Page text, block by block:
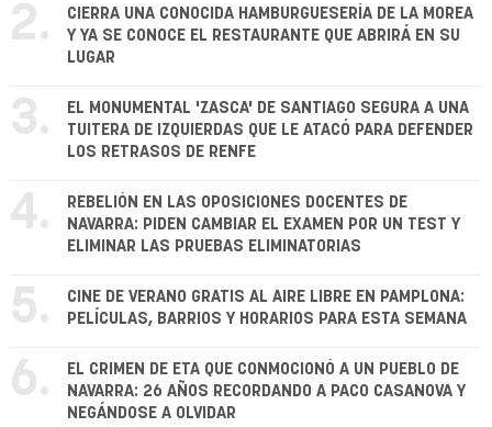
2.
CIERRA UNA CONOCIDA HAMBURGUESERÍA DE LA MOREA
Y YA SE CONOCE EL RESTAURANTE QUE ABRIRÁ EN SU
LUGAR
3.
EL MONUMENTAL 'ZASCA' DE SANTIAGO SEGURA A UNA
TUITERA DE IZQUIERDAS QUE LE ATACÓ PARA DEFENDER
LOS RETRASOS DE RENFE
4.
REBELIÓN EN LAS OPOSICIONES DOCENTES DE
NAVARRA: PIDEN CAMBIAR EL EXAMEN POR UN TEST Y
ELIMINAR LAS PRUEBAS ELIMINATORIAS
5.
CINE DE VERANO GRATIS AL AIRE LIBRE EN PAMPLONA:
PELÍCULAS, BARRIOS Y HORARIOS PARA ESTA SEMANA
6.
EL CRIMEN DE ETA QUE CONMOCIONÓ A UN PUEBLO DE
NAVARRA: 26 AÑOS RECORDANDO A PACO CASANOVA Y
NEGÁNDOSE A OLVIDAR